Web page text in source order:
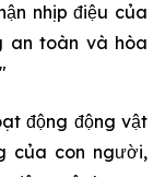
nhịp điệu của
an toàn và hòa
động động vật
của con người,